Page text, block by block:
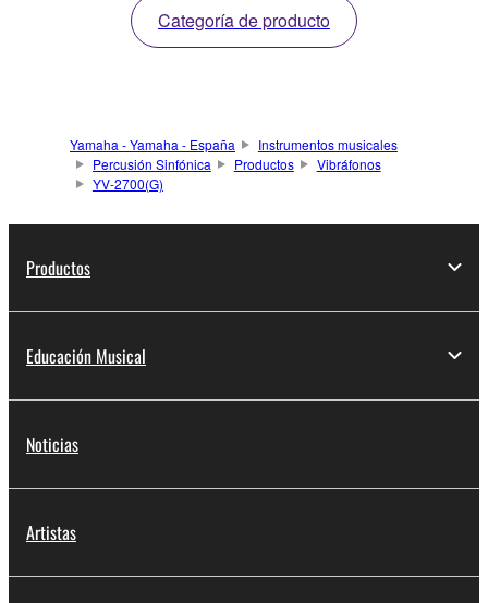
Categoría de producto
Yamaha - Yamaha - España
Instrumentos musicales
Percusión Sinfónica
Productos
Vibráfonos
YV-2700(G)
Productos
Educación Musical
Noticias
Artistas